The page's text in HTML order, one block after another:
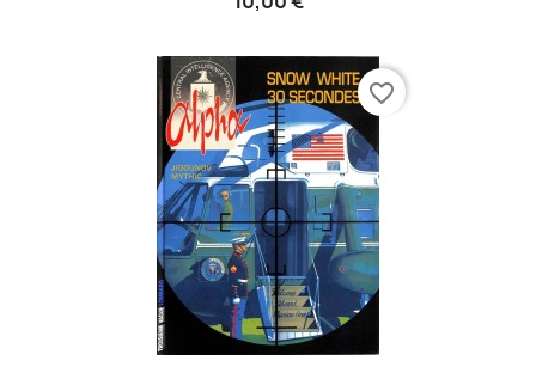
favorite_border